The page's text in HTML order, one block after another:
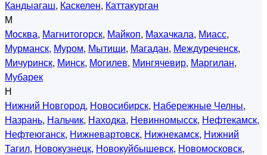
Кандыагаш, Каскелен, Каттакурган
М
Москва, Магнитогорск, Майкоп, Махачкала, Миасс,
Мурманск, Муром, Мытищи, Магадан, Междуреченск,
Мичуринск, Минск, Могилев, Мингячевир, Маргилан,
Мубарек
Н
Нижний Новгород, Новосибирск, Набережные Челны,
Назрань, Нальчик, Находка, Невинномысск, Нефтекамск,
Нефтеюганск, Нижневартовск, Нижнекамск, Нижний
Тагил, Новокузнецк, Новокуйбышевск, Новомосковск,